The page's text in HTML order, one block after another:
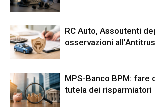
RC Auto, Assoutenti
osservazioni
MPS-Banco BPM: fare
tutela dei risparmiatori